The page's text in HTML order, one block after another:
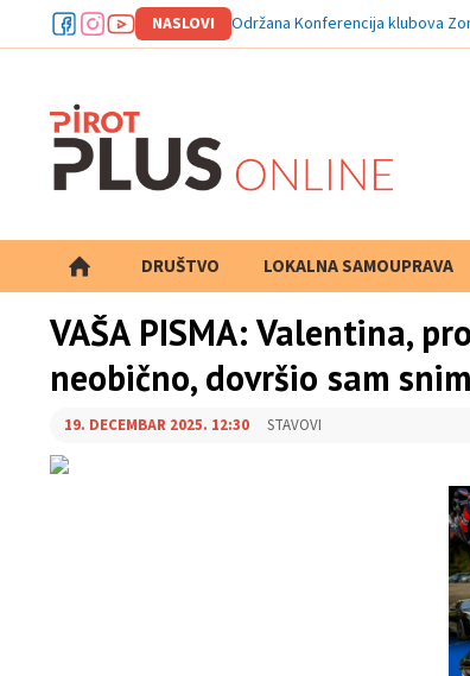
NASLOVI Održana Konferencija klubova
DRUŠTVO LOKALNA SAMOUPRAVA
PRETRAGA
VAŠA PISMA: Valentina,
neobično, dovršio sam
19. DECEMBAR 2025. 12:30 STAVOVI